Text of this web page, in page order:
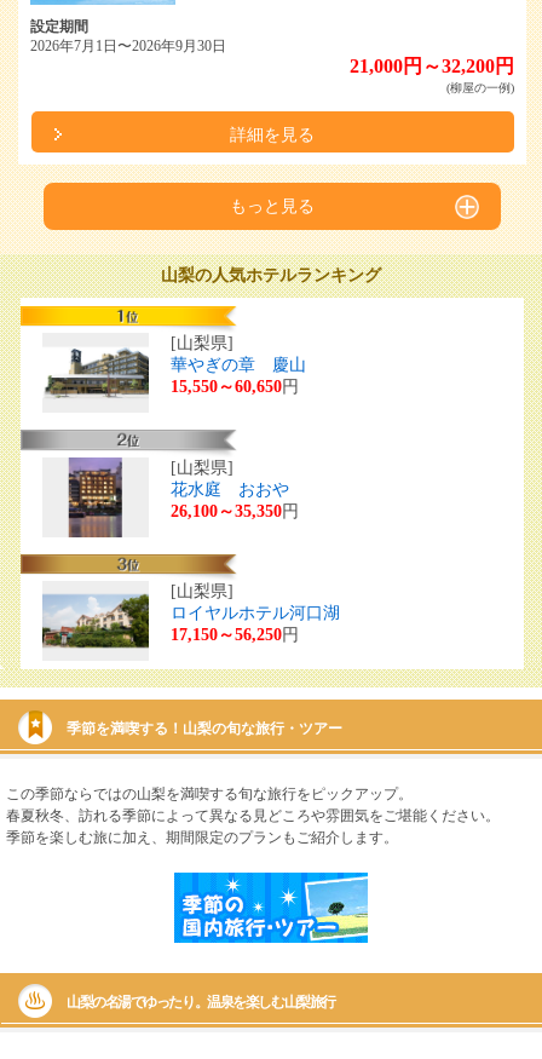
設定期間
2026年7月1日〜2026年9月30日
21,000円～32,200円
(柳屋の一例)
詳細を見る
もっと見る
山梨の人気ホテルランキング
[山梨県]
華やぎの章 慶山
15,550～60,650円
[山梨県]
花水庭 おおや
26,100～35,350円
[山梨県]
ロイヤルホテル河口湖
17,150～56,250円
季節を満喫する！山梨の旬な旅行・ツアー
この季節ならではの山梨を満喫する旬な旅行をピックアップ。
春夏秋冬、訪れる季節によって異なる見どころや雰囲気をご堪能ください。
季節を楽しむ旅に加え、期間限定のプランもご紹介します。
山梨の名湯でゆったり。温泉を楽しむ山梨旅行